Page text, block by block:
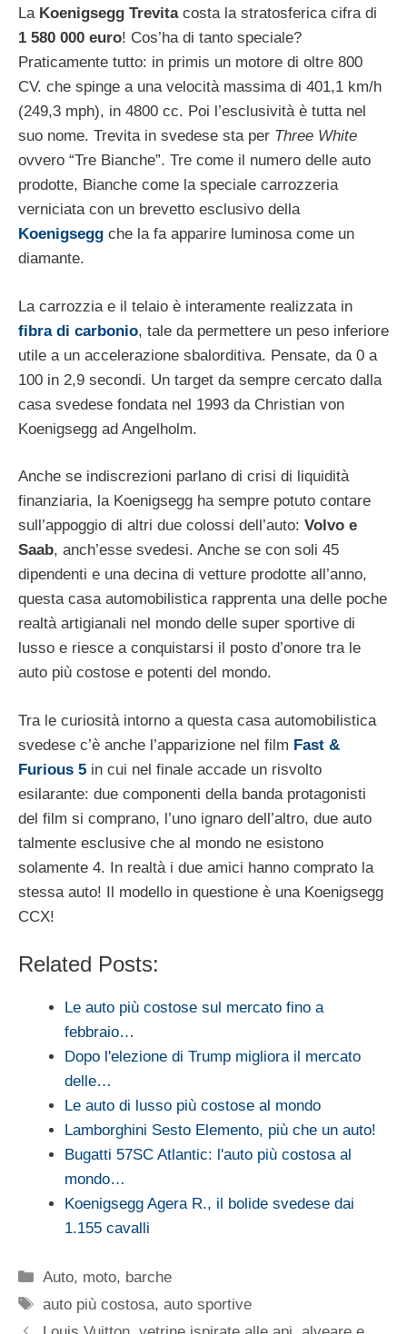
La Koenigsegg Trevitacosta la stratosferica cifra di
1 580 000 euro! Cos’ha di tanto speciale?
Praticamente tutto: in primis un motore di oltre 800
CV. che spinge a una velocità massima di 401,1 km/h
(249,3 mph), in 4800 cc. Poi l’esclusività è tutta nel
suo nome. Trevita in svedese sta per Three White
ovvero “Tre Bianche”. Tre come il numero delle auto
prodotte, Bianche come la speciale carrozzeria
verniciata con un brevetto esclusivo della
Koenigsegg che la fa apparire luminosa come un
diamante.
La carrozzia e il telaio è interamente realizzata in
fibra di carbonio, tale da permettere un peso inferiore
utile a un accelerazione sbalorditiva. Pensate, da 0 a
100 in 2,9 secondi. Un target da sempre cercato dalla
casa svedese fondata nel 1993 da Christian von
Koenigsegg ad Angelholm.
Anche se indiscrezioni parlano di crisi di liquidità
finanziaria, la Koenigsegg ha sempre potuto contare
sull’appoggio di altri due colossi dell’auto: Volvo e
Saab, anch’esse svedesi. Anche se con soli 45
dipendenti e una decina di vetture prodotte all’anno,
questa casa automobilistica rapprenta una delle poche
realtà artigianali nel mondo delle super sportive di
lusso e riesce a conquistarsi il posto d’onore tra le
auto più costose e potenti del mondo.
Tra le curiosità intorno a questa casa automobilistica
svedese c’è anche l’apparizione nel film Fast &
Furious 5 in cui nel finale accade un risvolto
esilarante: due componenti della banda protagonisti
del film si comprano, l’uno ignaro dell’altro, due auto
talmente esclusive che al mondo ne esistono
solamente 4. In realtà i due amici hanno comprato la
stessa auto! Il modello in questione è una Koenigsegg
CCX!
Related Posts:
Le auto più costose sul mercato fino a
febbraio…
Dopo l'elezione di Trump migliora il mercato
delle…
Le auto di lusso più costose al mondo
Lamborghini Sesto Elemento, più che un auto!
Bugatti 57SC Atlantic: l'auto più costosa al
mondo…
Koenigsegg Agera R., il bolide svedese dai
1.155 cavalli
Categorie
Auto, moto, barche
Tag
auto più costosa,auto sportive